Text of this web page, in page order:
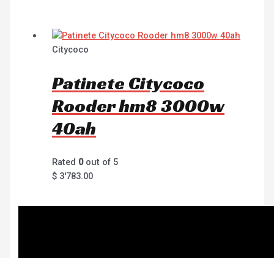
Citycoco
Patinete Citycoco
Rooder hm8 3000w
40ah
Rated 0out of 5
$ 3'783.00